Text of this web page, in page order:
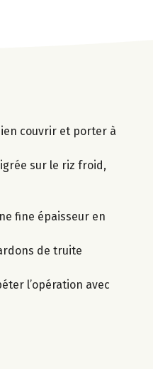
couvrir et porter à
sur le riz froid,
fine épaisseur en
de truite
l’opération avec